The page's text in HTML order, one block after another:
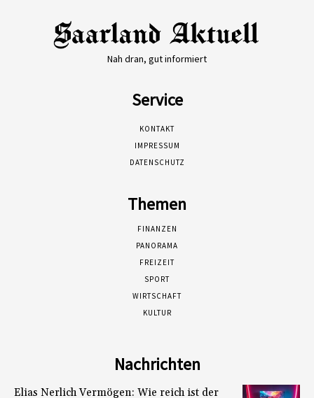
Nah dran, gut informiert
Service
KONTAKT
IMPRESSUM
DATENSCHUTZ
Themen
FINANZEN
PANORAMA
FREIZEIT
SPORT
WIRTSCHAFT
KULTUR
Nachrichten
Elias Nerlich Vermögen: Wie reich ist der